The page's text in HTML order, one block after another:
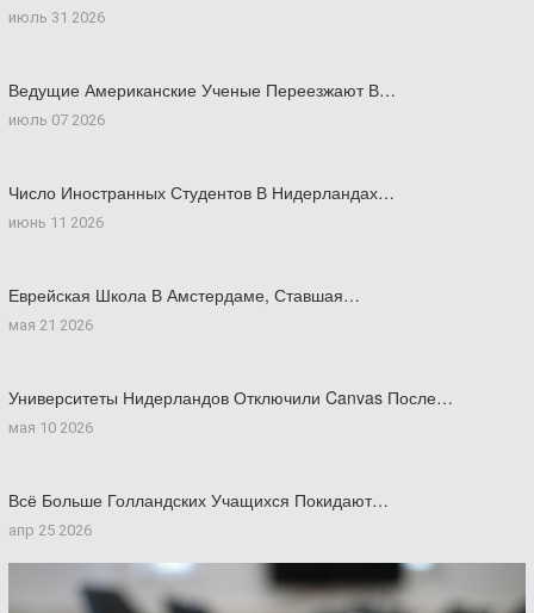
июль 31 2026
Ведущие Американские Ученые Переезжают В…
июль 07 2026
Число Иностранных Студентов В Нидерландах…
июнь 11 2026
Еврейская Школа В Амстердаме, Ставшая…
мая 21 2026
Университеты Нидерландов Отключили Canvas После…
мая 10 2026
Всё Больше Голландских Учащихся Покидают…
апр 25 2026